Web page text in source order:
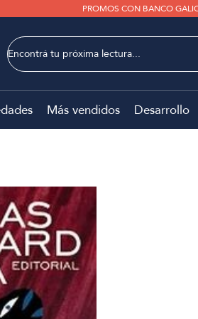
PROMOS CON BANCO
Más vendidos Desarrollo